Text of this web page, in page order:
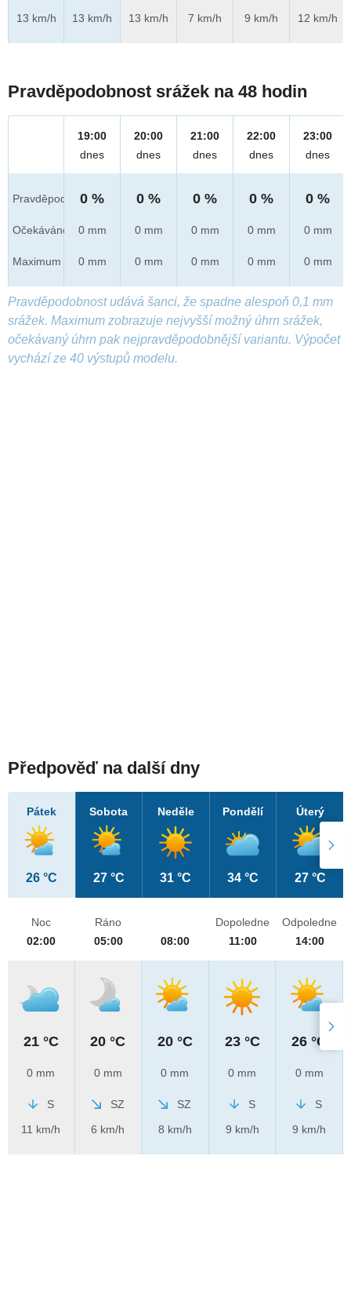
13 km/h
13 km/h
13 km/h
7 km/h
9 km/h
12 km/h
Pravděpodobnost srážek na 48 hodin
Pravděpod.
Očekáváno
Maximum
19:00
dnes
0 %
0 mm
0 mm
20:00
dnes
0 %
0 mm
0 mm
21:00
dnes
0 %
0 mm
0 mm
22:00
dnes
0 %
0 mm
0 mm
23:00
dnes
0 %
0 mm
0 mm
Pravděpodobnost udává šanci, že spadne alespoň 0,1 mm
srážek. Maximum zobrazuje nejvyšší možný úhrn srážek,
očekávaný úhrn pak nejpravděpodobnější variantu. Výpočet
vychází ze 40 výstupů modelu.
Předpověď na další dny
Pátek
26 °C
Sobota
27 °C
Neděle
31 °C
Pondělí
34 °C
Úterý
27 °C
Noc
02:00
21 °C
0 mm
S
11 km/h
Ráno
05:00
20 °C
0 mm
SZ
6 km/h
08:00
20 °C
0 mm
SZ
8 km/h
Dopoledne
11:00
23 °C
0 mm
S
9 km/h
Odpoledne
14:00
26 °C
0 mm
S
9 km/h